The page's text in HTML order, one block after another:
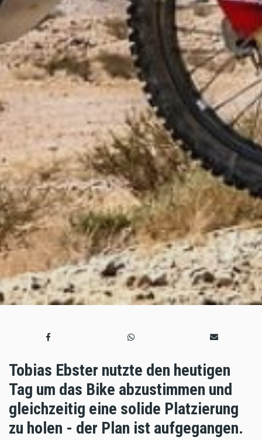
Tobias Ebster nutzte den heutigen
Tag um das Bike abzustimmen und
gleichzeitig eine solide Platzierung
zu holen - der Plan ist aufgegangen.